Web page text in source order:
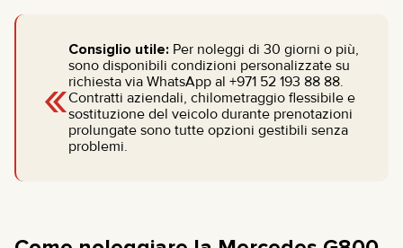
«
Consiglio utile: Per noleggi di 30 giorni o più,
sono disponibili condizioni personalizzate su
richiesta via WhatsApp al +971 52 193 88 88.
Contratti aziendali, chilometraggio flessibile e
sostituzione del veicolo durante prenotazioni
prolungate sono tutte opzioni gestibili senza
problemi.